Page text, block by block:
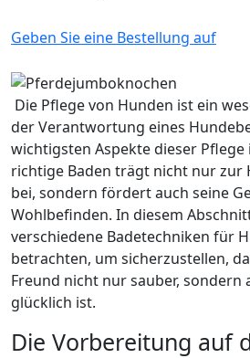
Geben Sie eine Bestellung auf
Die Pflege von Hunden ist ein
der Verantwortung eines
wichtigsten Aspekte dieser Pflege
richtige Baden trägt nicht nur zur
bei, sondern fördert auch seine
Wohlbefinden. In diesem
verschiedene Badetechniken für
betrachten, um sicherzustellen,
Freund nicht nur sauber, sondern
glücklich ist.
Die Vorbereitung auf